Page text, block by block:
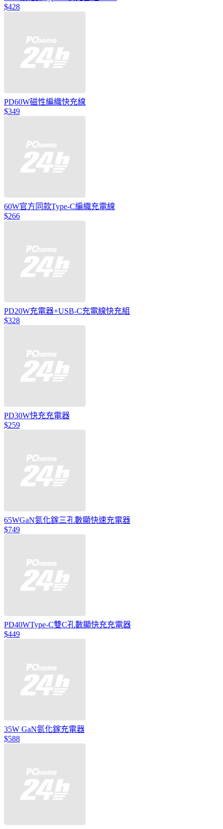
$428
PD60W磁性編織快充線
$349
60W官方同款Type-C編織充電線
$266
PD20W充電器+USB-C充電線快充組
$328
PD30W快充充電器
$259
65WGaN氮化鎵三孔數顯快速充電器
$749
PD40WType-C雙C孔數顯快充充電器
$449
35W GaN氮化鎵充電器
$588